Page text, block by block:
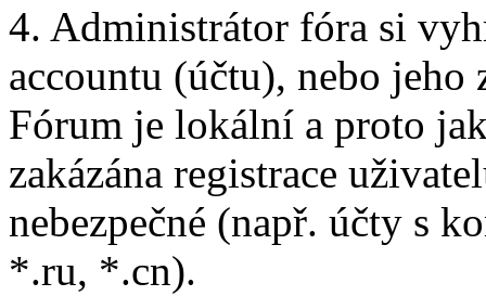
4. Administrátor fóra si
accountu (účtu), nebo
Fórum je lokální a proto
zakázána registrace
nebezpečné (např. účty s
*.ru, *.cn).